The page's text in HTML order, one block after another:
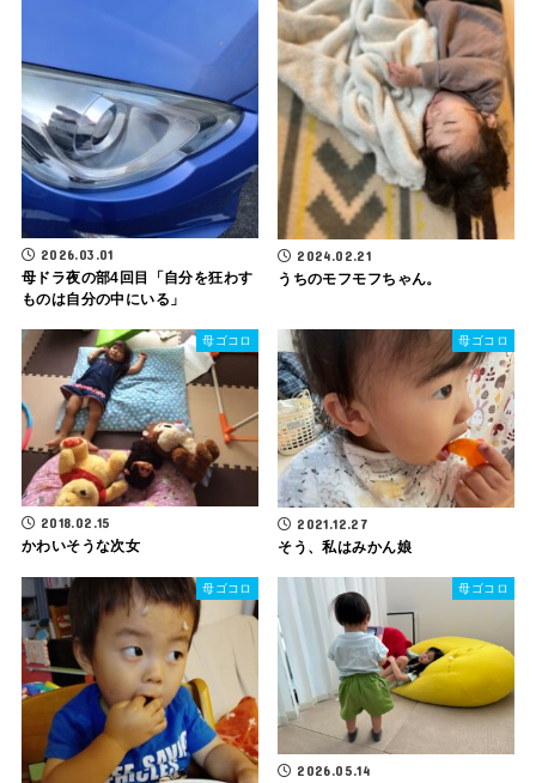
2026.03.01
母ドラ夜の部4回目「自分を狂わす
ものは自分の中にいる」
2024.02.21
うちのモフモフちゃん。
母ゴコロ
2018.02.15
かわいそうな次女
母ゴコロ
2021.12.27
そう、私はみかん娘
母ゴコロ 母ゴコロ
2026.05.14